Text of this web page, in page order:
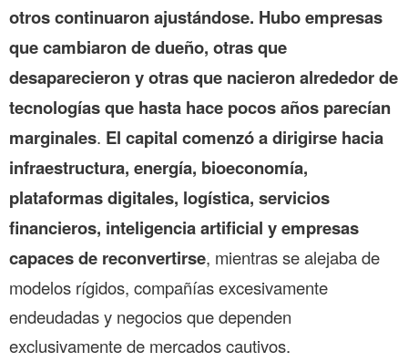
otros continuaron ajustándose. Hubo empresas
que cambiaron de dueño, otras que
desaparecieron y otras que nacieron alrededor de
tecnologías que hasta hace pocos años parecían
marginales. El capital comenzó a dirigirse hacia
infraestructura, energía, bioeconomía,
plataformas digitales, logística, servicios
financieros, inteligencia artificial y empresas
capaces de reconvertirse, mientras se alejaba de
modelos rígidos, compañías excesivamente
endeudadas y negocios que dependen
exclusivamente de mercados cautivos.